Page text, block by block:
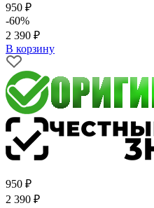
950 ₽
-60%
2 390 ₽
В корзину
950 ₽
2 390 ₽